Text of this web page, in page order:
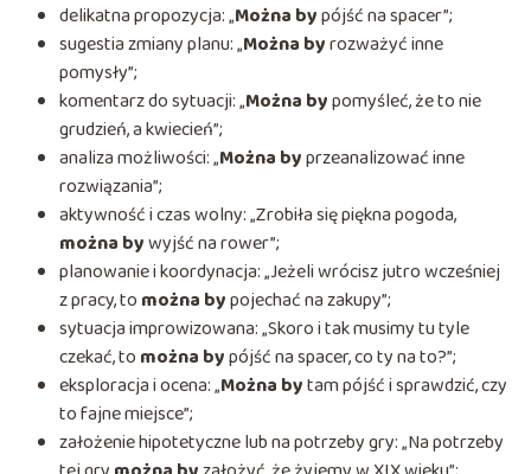
delikatna propozycja: „Można bypójść na spacer”;
sugestia zmiany planu: „Można byrozważyć inne
pomysły”;
komentarz do sytuacji: „Można bypomyśleć, że to nie
grudzień, a kwiecień”;
analiza możliwości: „Można byprzeanalizować inne
rozwiązania”;
aktywność i czas wolny: „Zrobiła się piękna pogoda,
można bywyjść na rower”;
planowanie i koordynacja: „Jeżeli wrócisz jutro wcześniej
z pracy, to można bypojechać na zakupy”;
sytuacja improwizowana: „Skoro i tak musimy tu tyle
czekać, to można bypójść na spacer, co ty na to?”;
eksploracja i ocena: „Można bytam pójść i sprawdzić, czy
to fajne miejsce”;
założenie hipotetyczne lub na potrzeby gry: „Na potrzeby